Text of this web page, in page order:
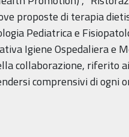
proposte di terapia
Pediatrica e
Igiene Ospedaliera e
collaborazione, riferito
comprensivi di ogni